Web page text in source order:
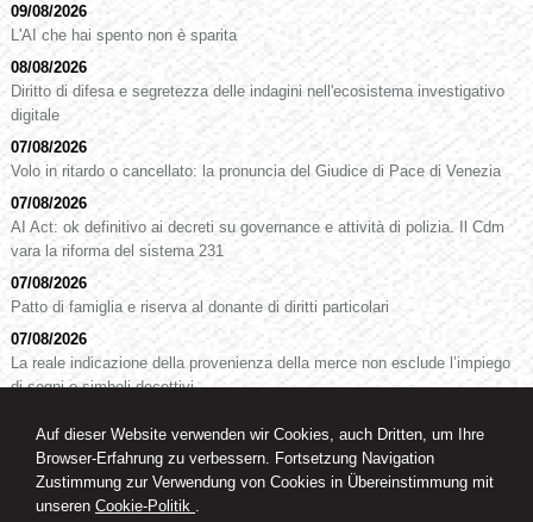
Auf dieser Website verwenden wir Cookies, auch Dritten, um Ihre
Browser-Erfahrung zu verbessern. Fortsetzung Navigation
Zustimmung zur Verwendung von Cookies in Übereinstimmung mit
unseren Cookie-Politik .
09/08/2026
L'AI che hai spento non è sparita
08/08/2026
Diritto di difesa e segretezza delle indagini nell'ecosistema investigativo
digitale
07/08/2026
Volo in ritardo o cancellato: la pronuncia del Giudice di Pace di Venezia
07/08/2026
AI Act: ok definitivo ai decreti su governance e attività di polizia. Il Cdm
vara la riforma del sistema 231
07/08/2026
Patto di famiglia e riserva al donante di diritti particolari
07/08/2026
La reale indicazione della provenienza della merce non esclude l’impiego
di segni o simboli decettivi
RA. Dr. Oswald Knoll
Rechtsanwalt